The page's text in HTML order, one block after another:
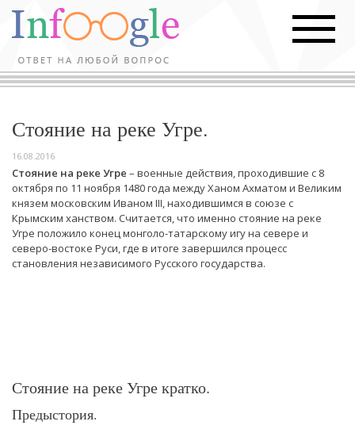
Стояние на реке Угре.
16.08.2016
Стояние на реке Угре – военные действия, проходившие с 8
октября по 11 ноября 1480 года между Ханом Ахматом и Великим
князем московским Иваном III, находившимся в союзе с
Крымским ханством. Считается, что именно стояние на реке
Угре положило конец монголо-татарскому игу на севере и
северо-востоке Руси, где в итоге завершился процесс
становления независимого Русского государства.
Стояние на реке Угре кратко.
Предыстория.